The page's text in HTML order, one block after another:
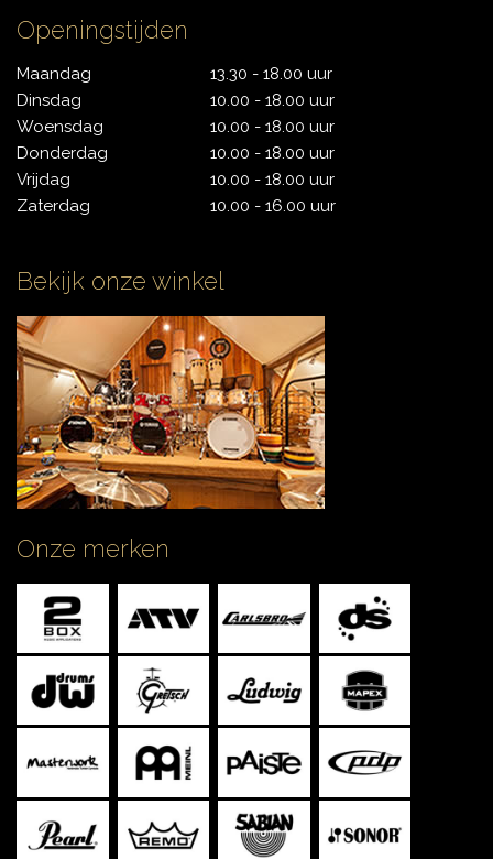
Openingstijden
Maandag
Dinsdag
Woensdag
Donderdag
Vrijdag
Zaterdag
13.30 - 18.00 uur
10.00 - 18.00 uur
10.00 - 18.00 uur
10.00 - 18.00 uur
10.00 - 18.00 uur
10.00 - 16.00 uur
Bekijk onze winkel
Onze merken